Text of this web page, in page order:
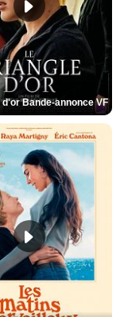
d'or Bande-annonce VF